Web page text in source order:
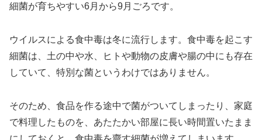
細菌が育ちやすい6月から9月ごろです。
ウイルスによる食中毒は冬に流行します。食中毒を起こす
細菌は、土の中や水、ヒトや動物の皮膚や腸の中にも存在
していて、特別な菌というわけではありません。
そのため、食品を作る途中で菌がついてしまったり、家庭
で料理したものを、あたたかい部屋に長い時間置いたまま